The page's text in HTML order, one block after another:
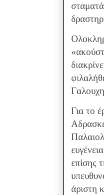
Για το
επίσης
άριστη